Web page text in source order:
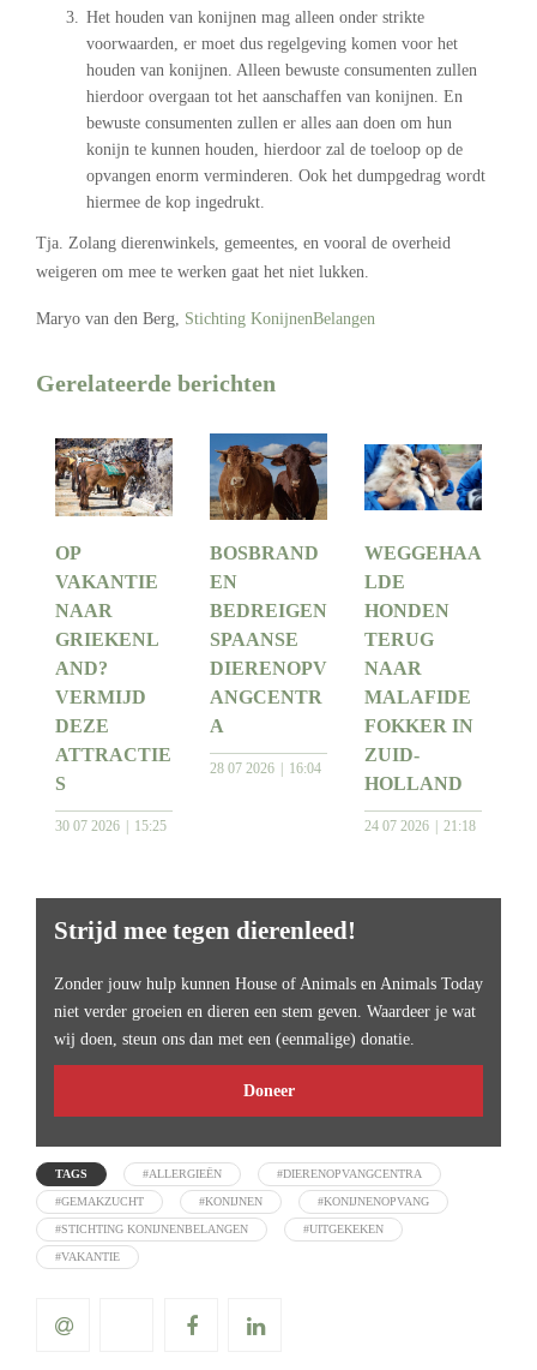
Het houden van konijnen mag alleen onder strikte
voorwaarden, er moet dus regelgeving komen voor het
houden van konijnen. Alleen bewuste consumenten zullen
hierdoor overgaan tot het aanschaffen van konijnen. En
bewuste consumenten zullen er alles aan doen om hun
konijn te kunnen houden, hierdoor zal de toeloop op de
opvangen enorm verminderen. Ook het dumpgedrag wordt
hiermee de kop ingedrukt.
Tja. Zolang dierenwinkels, gemeentes, en vooral de overheid
weigeren om mee te werken gaat het niet lukken.
Maryo van den Berg, Stichting KonijnenBelangen
Gerelateerde berichten
OP
VAKANTIE
NAAR
GRIEKENL
AND?
VERMIJD
DEZE
ATTRACTIE
S
30 07 2026 15:25
BOSBRAND
EN
BEDREIGEN
SPAANSE
DIERENOPV
ANGCENTR
A
28 07 2026 16:04
WEGGEHAA
LDE
HONDEN
TERUG
NAAR
MALAFIDE
FOKKER IN
ZUID-
HOLLAND
24 07 2026 21:18
Strijd mee tegen dierenleed!
Zonder jouw hulp kunnen House of Animals en Animals Today
niet verder groeien en dieren een stem geven. Waardeer je wat
wij doen, steun ons dan met een (eenmalige) donatie.
Doneer
TAGS #ALLERGIEËN #DIERENOPVANGCENTRA
#GEMAKZUCHT #KONIJNEN #KONIJNENOPVANG
#STICHTING KONIJNENBELANGEN #UITGEKEKEN
#VAKANTIE